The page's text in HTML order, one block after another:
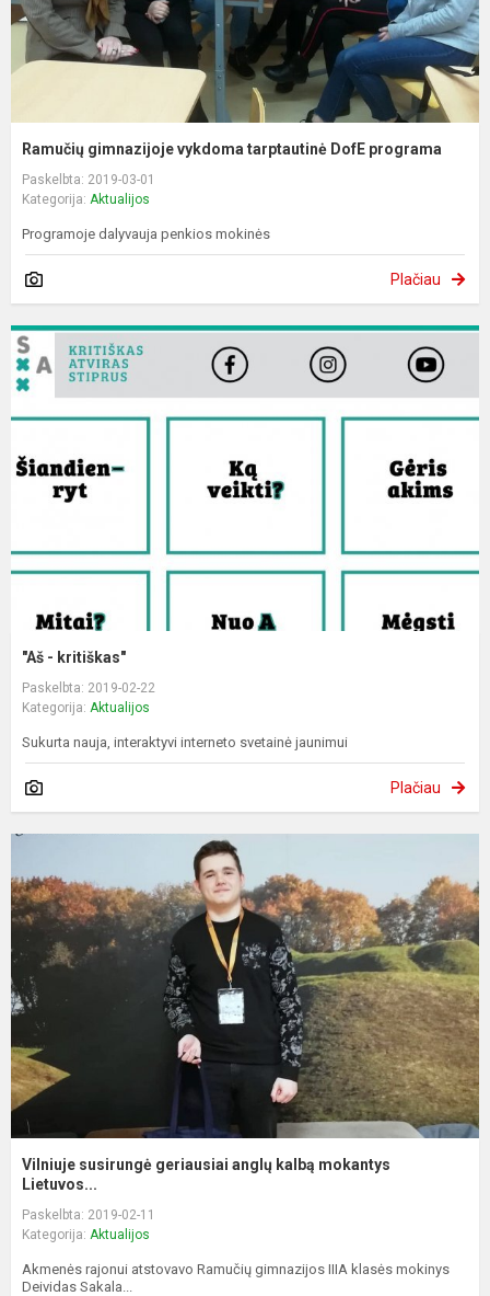
Ramučių gimnazijoje vykdoma tarptautinė DofE programa
Paskelbta: 2019-03-01
Kategorija: Aktualijos
Programoje dalyvauja penkios mokinės
Plačiau
"Aš - kritiškas"
Paskelbta: 2019-02-22
Kategorija: Aktualijos
Sukurta nauja, interaktyvi interneto svetainė jaunimui
Plačiau
Vilniuje susirungė geriausiai anglų kalbą mokantys
Lietuvos...
Paskelbta: 2019-02-11
Kategorija: Aktualijos
Akmenės rajonui atstovavo Ramučių gimnazijos IIIA klasės mokinys
Deividas Sakala...